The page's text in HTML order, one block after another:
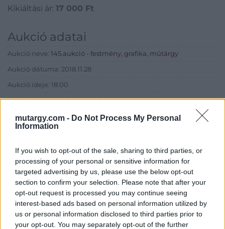
mutargy.com - Do Not Process My Personal
Information
If you wish to opt-out of the sale, sharing to third parties, or
processing of your personal or sensitive information for
targeted advertising by us, please use the below opt-out
section to confirm your selection. Please note that after your
opt-out request is processed you may continue seeing
interest-based ads based on personal information utilized by
us or personal information disclosed to third parties prior to
your opt-out. You may separately opt-out of the further
Kikiáltási ár: 17 000 Ft
Aukció adatai
Aukció neve: 145.aukció - festmény, grafika, műtárgy
Aukció dátuma: 2018.11.28
Aukció ideje: 18:00
Aukció helye: II. Zsigmond tér 8.
Tételszám: 19
Eladó adatai
Eladó: Műgyűjtők Háza Kft.
Cím: Dudás Attila
Műgyűjtők Háza kft.
Budapest
1023.Bp. Zsigmond tér 11.